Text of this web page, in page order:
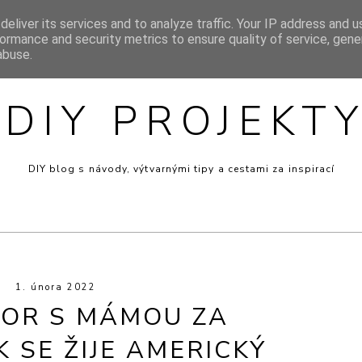
INSPIRACE MINI RECEPTY PRO DĚTI
DIY PROJEKTY
DIY blog s návody, výtvarnými tipy a cestami za inspirací
1. února 2022
S MÁMOU ZA
SE ŽIJE AMERICKÝ
its services and to analyze traffic. Your IP address and
and security metrics to ensure quality of service,